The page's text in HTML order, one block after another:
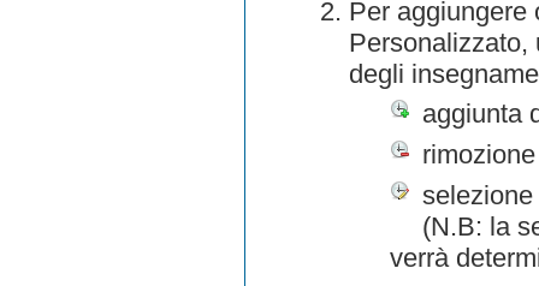
Per aggiungere
Personalizzato,
degli
aggiunta
(N.B: la
verrà